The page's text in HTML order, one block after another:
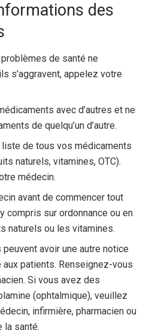
des
de santé ne
s’aggravent, appelez votre
avec d’autres et ne
de quelqu’un d’autre.
liste de tous vos médicaments
naturels, vitamines, OTC).
médecin.
avant de commencer tout
compris sur ordonnance ou en
naturels ou les vitamines.
avoir une autre notice
aux patients. Renseignez-vous
Si vous avez des
(ophtalmique), veuillez
infirmière, pharmacien ou
la santé.